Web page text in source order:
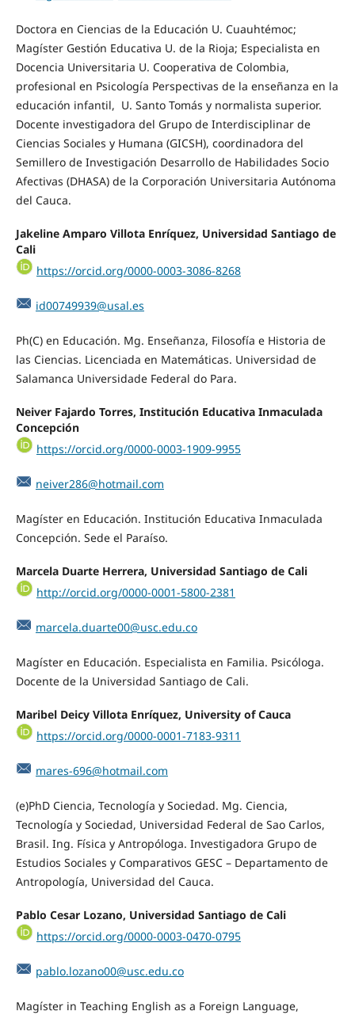
Doctora en Ciencias de la Educación U. Cuauhtémoc;
Magíster Gestión Educativa U. de la Rioja; Especialista en
Docencia Universitaria U. Cooperativa de Colombia,
profesional en Psicología Perspectivas de la enseñanza en la
educación infantil, U. Santo Tomás y normalista superior.
Docente investigadora del Grupo de Interdisciplinar de
Ciencias Sociales y Humana (GICSH), coordinadora del
Semillero de Investigación Desarrollo de Habilidades Socio
Afectivas (DHASA) de la Corporación Universitaria Autónoma
del Cauca.
Jakeline Amparo Villota Enríquez, Universidad Santiago de
Cali
https://orcid.org/0000-0003-3086-8268
id00749939@usal.es
Ph(C) en Educación. Mg. Enseñanza, Filosofía e Historia de
las Ciencias. Licenciada en Matemáticas. Universidad de
Salamanca Universidade Federal do Para.
Neiver Fajardo Torres, Institución Educativa Inmaculada
Concepción
https://orcid.org/0000-0003-1909-9955
neiver286@hotmail.com
Magíster en Educación. Institución Educativa Inmaculada
Concepción. Sede el Paraíso.
Marcela Duarte Herrera, Universidad Santiago de Cali
http://orcid.org/0000-0001-5800-2381
marcela.duarte00@usc.edu.co
Magíster en Educación. Especialista en Familia. Psicóloga.
Docente de la Universidad Santiago de Cali.
Maribel Deicy Villota Enríquez, University of Cauca
https://orcid.org/0000-0001-7183-9311
mares-696@hotmail.com
(e)PhD Ciencia, Tecnología y Sociedad. Mg. Ciencia,
Tecnología y Sociedad, Universidad Federal de Sao Carlos,
Brasil. Ing. Física y Antropóloga. Investigadora Grupo de
Estudios Sociales y Comparativos GESC – Departamento de
Antropología, Universidad del Cauca.
Pablo Cesar Lozano, Universidad Santiago de Cali
https://orcid.org/0000-0003-0470-0795
pablo.lozano00@usc.edu.co
Magíster in Teaching English as a Foreign Language,